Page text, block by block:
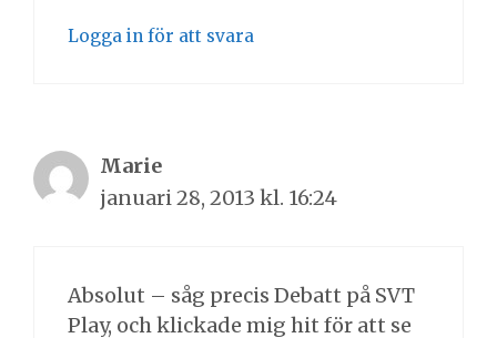
Logga in för att svara
Marie
januari 28, 2013 kl. 16:24
Absolut – såg precis Debatt på SVT
Play, och klickade mig hit för att se